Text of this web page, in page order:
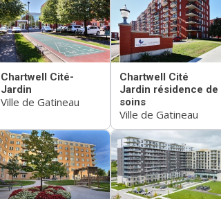
Chartwell Cité-
Jardin
Ville de Gatineau
Chartwell Cité
Jardin résidence de
soins
Ville de Gatineau